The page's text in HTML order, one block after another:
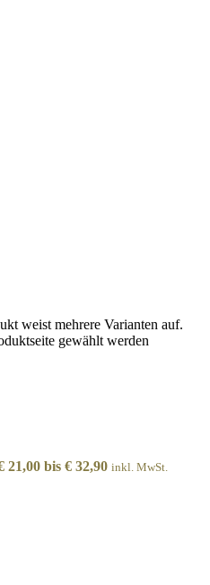
weist mehrere Varianten auf.
gewählt werden
21,00 bis € 32,90 inkl. MwSt.